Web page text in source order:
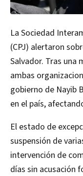
La Sociedad
(CPJ) alertaron
Salvador. Tras una
ambas
gobierno de Nayib
en el país,
El estado de
suspensión de
intervención de
días sin acusación